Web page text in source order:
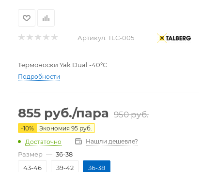
Артикул: TLC-005
Термоноски Yak Dual -40°C
Подробности
855 руб./пара 950руб.
-10% Экономия 95 руб.
Достаточно
Нашли дешевле?
Размер — 36-38
43-46
39-42 36-38